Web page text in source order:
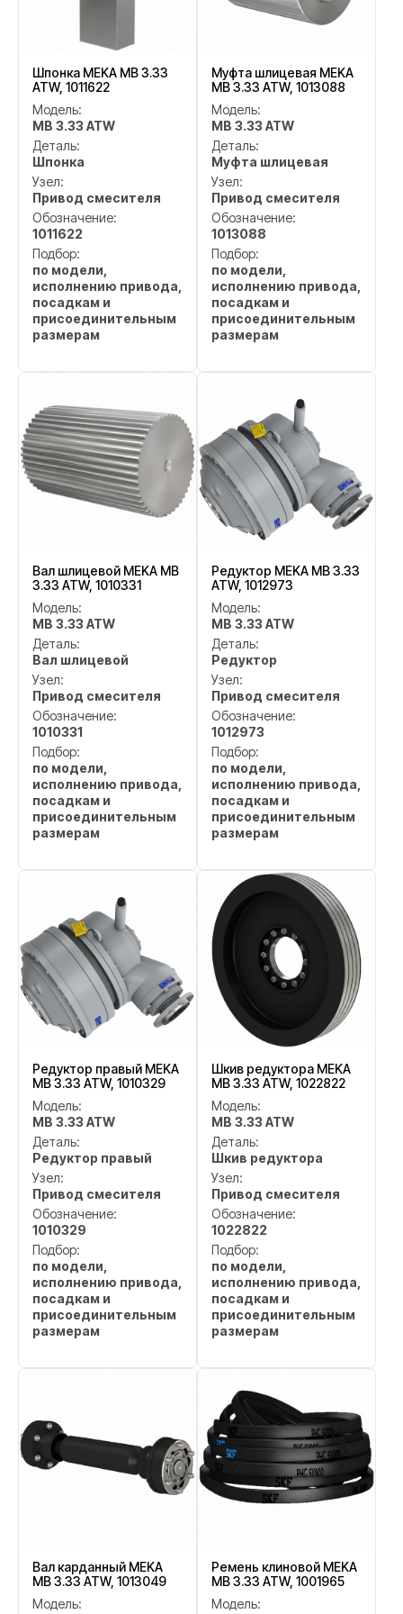
Шпонка MEKA MB 3.33
ATW, 1011622
Модель:
MB 3.33 ATW
Деталь:
Шпонка
Узел:
Привод смесителя
Обозначение:
1011622
Подбор:
по модели,
исполнению привода,
посадкам и
присоединительным
размерам
Муфта шлицевая MEKA
MB 3.33 ATW, 1013088
Модель:
MB 3.33 ATW
Деталь:
Муфта шлицевая
Узел:
Привод смесителя
Обозначение:
1013088
Подбор:
по модели,
исполнению привода,
посадкам и
присоединительным
размерам
Вал шлицевой MEKA MB
3.33 ATW, 1010331
Модель:
MB 3.33 ATW
Деталь:
Вал шлицевой
Узел:
Привод смесителя
Обозначение:
1010331
Подбор:
по модели,
исполнению привода,
посадкам и
присоединительным
размерам
Редуктор MEKA MB 3.33
ATW, 1012973
Модель:
MB 3.33 ATW
Деталь:
Редуктор
Узел:
Привод смесителя
Обозначение:
1012973
Подбор:
по модели,
исполнению привода,
посадкам и
присоединительным
размерам
Редуктор правый MEKA
MB 3.33 ATW, 1010329
Модель:
MB 3.33 ATW
Деталь:
Редуктор правый
Узел:
Привод смесителя
Обозначение:
1010329
Подбор:
по модели,
исполнению привода,
посадкам и
присоединительным
размерам
Шкив редуктора MEKA
MB 3.33 ATW, 1022822
Модель:
MB 3.33 ATW
Деталь:
Шкив редуктора
Узел:
Привод смесителя
Обозначение:
1022822
Подбор:
по модели,
исполнению привода,
посадкам и
присоединительным
размерам
Вал карданный MEKA
MB 3.33 ATW, 1013049
Модель:
Ремень клиновой MEKA
MB 3.33 ATW, 1001965
Модель: